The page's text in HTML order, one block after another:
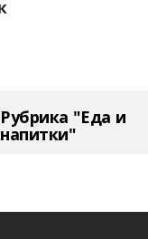
Рубрика "Еда и
напитки"